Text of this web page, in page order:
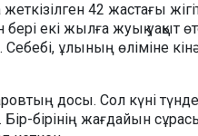
42 жастағы
екі жылға жуық уақыт
ұлының өліміне
досы. Сол күні
бірінің жағдайын